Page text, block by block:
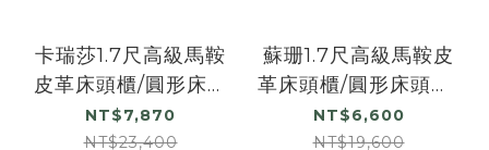
卡瑞莎1.7尺高級馬鞍
皮革床頭櫃/圓形床頭
櫃/三抽收納櫃/置物小
邊櫃/小茶几
NT$7,870
NT$23,400
蘇珊1.7尺高級馬鞍皮
革床頭櫃/圓形床頭櫃/
單抽收納櫃/置物小邊
櫃/小茶几
NT$6,600
NT$19,600